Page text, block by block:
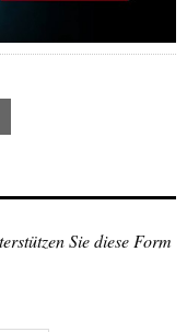
Sie diese Form